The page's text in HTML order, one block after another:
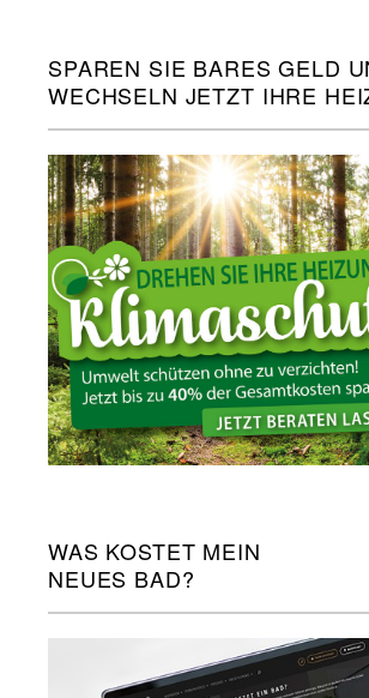
SPAREN SIE BARES GELD
WECHSELN JETZT IHRE
WAS KOSTET MEIN
NEUES BAD?